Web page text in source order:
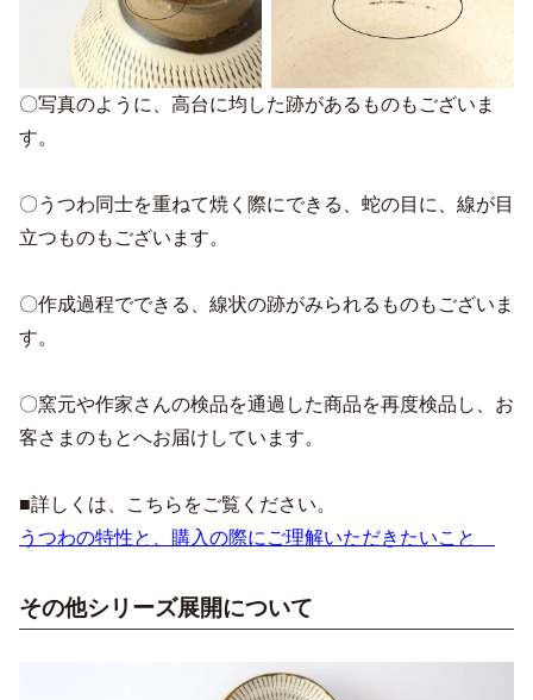
〇写真のように、高台に均した跡があるものもございま
す。
〇うつわ同士を重ねて焼く際にできる、蛇の目に、線が目
立つものもございます。
〇作成過程でできる、線状の跡がみられるものもございま
す。
〇窯元や作家さんの検品を通過した商品を再度検品し、お
客さまのもとへお届けしています。
■詳しくは、こちらをご覧ください。
うつわの特性と、購入の際にご理解いただきたいこと
その他シリーズ展開について